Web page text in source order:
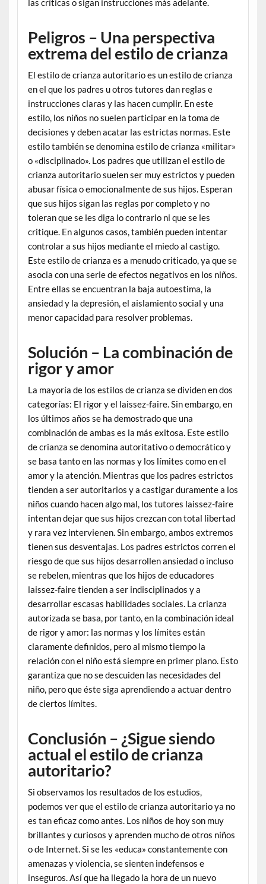
las críticas o sigan instrucciones más adelante.
Peligros – Una perspectiva
extrema del estilo de crianza
El estilo de crianza autoritario es un estilo de crianza
en el que los padres u otros tutores dan reglas e
instrucciones claras y las hacen cumplir. En este
estilo, los niños no suelen participar en la toma de
decisiones y deben acatar las estrictas normas. Este
estilo también se denomina estilo de crianza «militar»
o «disciplinado». Los padres que utilizan el estilo de
crianza autoritario suelen ser muy estrictos y pueden
abusar física o emocionalmente de sus hijos. Esperan
que sus hijos sigan las reglas por completo y no
toleran que se les diga lo contrario ni que se les
critique. En algunos casos, también pueden intentar
controlar a sus hijos mediante el miedo al castigo.
Este estilo de crianza es a menudo criticado, ya que se
asocia con una serie de efectos negativos en los niños.
Entre ellas se encuentran la baja autoestima, la
ansiedad y la depresión, el aislamiento social y una
menor capacidad para resolver problemas.
Solución – La combinación de
rigor y amor
La mayoría de los estilos de crianza se dividen en dos
categorías: El rigor y el laissez-faire. Sin embargo, en
los últimos años se ha demostrado que una
combinación de ambas es la más exitosa. Este estilo
de crianza se denomina autoritativo o democrático y
se basa tanto en las normas y los límites como en el
amor y la atención. Mientras que los padres estrictos
tienden a ser autoritarios y a castigar duramente a los
niños cuando hacen algo mal, los tutores laissez-faire
intentan dejar que sus hijos crezcan con total libertad
y rara vez intervienen. Sin embargo, ambos extremos
tienen sus desventajas. Los padres estrictos corren el
riesgo de que sus hijos desarrollen ansiedad o incluso
se rebelen, mientras que los hijos de educadores
laissez-faire tienden a ser indisciplinados y a
desarrollar escasas habilidades sociales. La crianza
autorizada se basa, por tanto, en la combinación ideal
de rigor y amor: las normas y los límites están
claramente definidos, pero al mismo tiempo la
relación con el niño está siempre en primer plano. Esto
garantiza que no se descuiden las necesidades del
niño, pero que éste siga aprendiendo a actuar dentro
de ciertos límites.
Conclusión – ¿Sigue siendo
actual el estilo de crianza
autoritario?
Si observamos los resultados de los estudios,
podemos ver que el estilo de crianza autoritario ya no
es tan eficaz como antes. Los niños de hoy son muy
brillantes y curiosos y aprenden mucho de otros niños
o de Internet. Si se les «educa» constantemente con
amenazas y violencia, se sienten indefensos e
inseguros. Así que ha llegado la hora de un nuevo